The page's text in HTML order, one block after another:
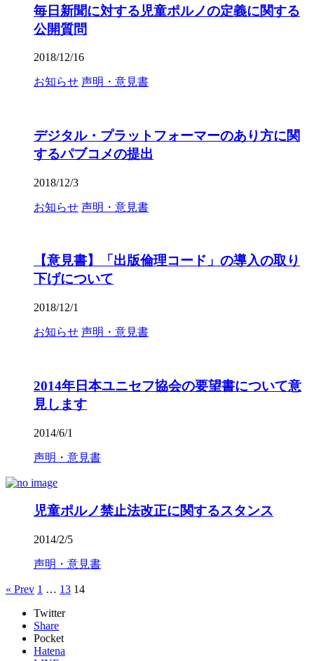
毎日新聞に対する児童ポルノの定義に関する
公開質問
2018/12/16
お知らせ 声明・意見書
デジタル・プラットフォーマーのあり方に関
するパブコメの提出
2018/12/3
お知らせ 声明・意見書
【意見書】「出版倫理コード」の導入の取り
下げについて
2018/12/1
お知らせ 声明・意見書
2014年日本ユニセフ協会の要望書について意
見します
2014/6/1
声明・意見書
児童ポルノ禁止法改正に関するスタンス
2014/2/5
声明・意見書
« Prev 1 … 13 14
Twitter
Share
Pocket
Hatena